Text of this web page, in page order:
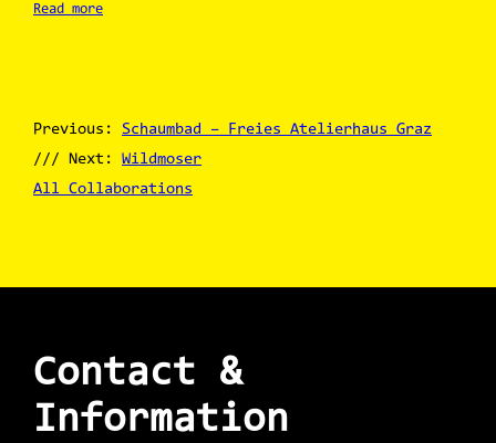
Read more
Previous: Schaumbad – Freies Atelierhaus Graz
/// Next: Wildmoser
All Collaborations
Contact &
Information